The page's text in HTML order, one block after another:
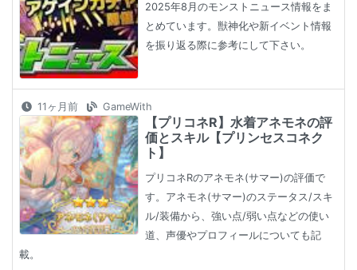
2025年8月のモンストニュース情報をま
とめています。獣神化や新イベント情報
を振り返る際に参考にして下さい。
11ヶ月前 GameWith
【プリコネR】水着アネモネの評
価とスキル【プリンセスコネク
ト】
プリコネRのアネモネ(サマー)の評価で
す。アネモネ(サマー)のステータス/スキ
ル/装備から、強い点/弱い点などの使い
道、声優やプロフィールについても記
載。